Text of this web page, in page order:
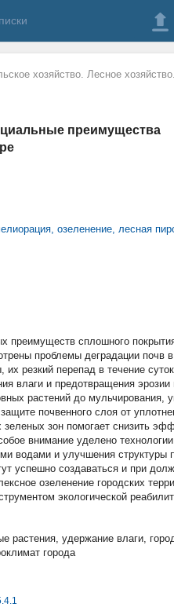
хозяйство. Лесное
преимущества
озеленение, лесная
преимуществ сплошного
проблемы деградации почв
резкий перепад в течение
влаги и предотвращения эрозии
растений до мульчирования,
почвенного слоя от
зон помогает снизить
внимание уделено
водами и улучшения структуры
успешно создаваться и при
озеленение городских
экологической
растения, удержание влаги,
города